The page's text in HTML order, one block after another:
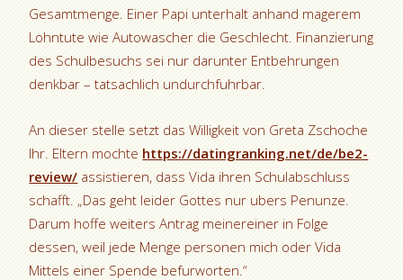
Gesamtmenge. Einer Papi unterhalt anhand magerem
Lohntute wie Autowascher die Geschlecht. Finanzierung
des Schulbesuchs sei nur darunter Entbehrungen
denkbar – tatsachlich undurchfuhrbar.
An dieser stelle setzt das Willigkeit von Greta Zschoche
Ihr. Eltern mochte https://datingranking.net/de/be2-
review/ assistieren, dass Vida ihren Schulabschluss
schafft. „Das geht leider Gottes nur ubers Penunze.
Darum hoffe weiters Antrag meinereiner in Folge
dessen, weil jede Menge personen mich oder Vida
Mittels einer Spende befurworten.“